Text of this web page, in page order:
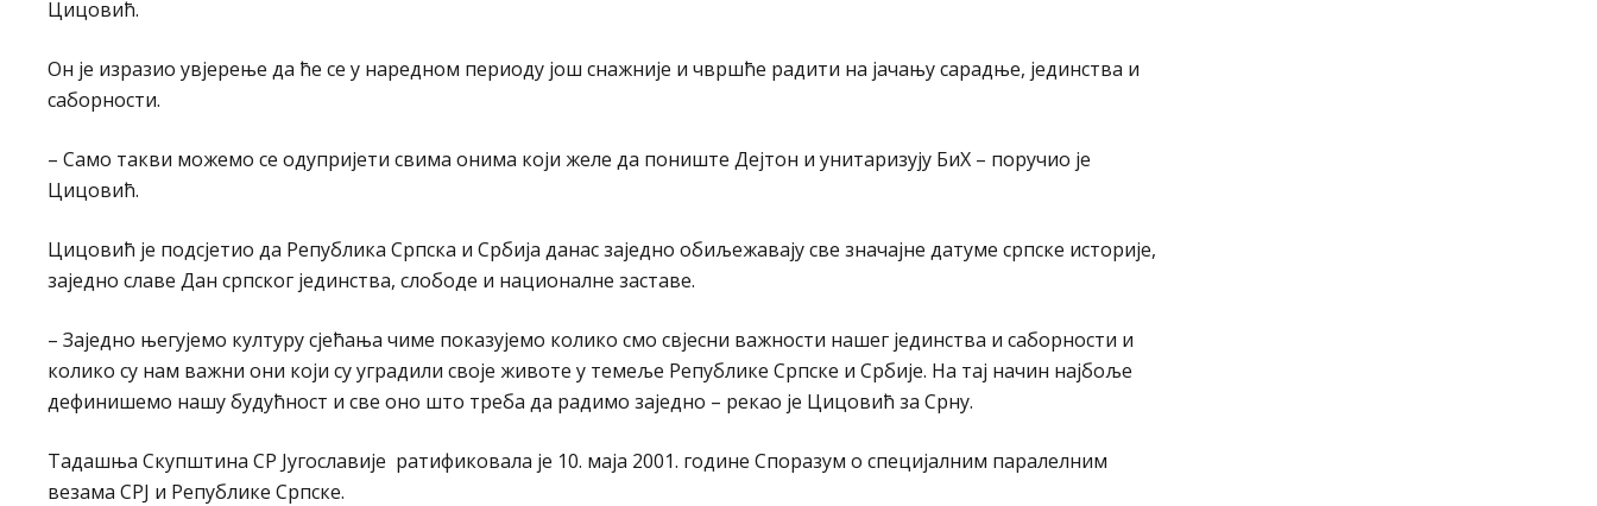
Цицовић.
Он је изразио увјерење да ће се у наредном периоду још снажније и чвршће радити на јачању сарадње, јединства и
саборности.
– Само такви можемо се одупријети свима онима који желе да пониште Дејтон и унитаризују БиХ – поручио је
Цицовић.
Цицовић је подсјетио да Република Српска и Србија данас заједно обиљежавају све значајне датуме српске историје,
заједно славе Дан српског јединства, слободе и националне заставе.
– Заједно његујемо културу сјећања чиме показујемо колико смо свјесни важности нашег јединства и саборности и
колико су нам важни они који су уградили своје животе у темеље Републике Српске и Србије. На тај начин најбоље
дефинишемо нашу будућност и све оно што треба да радимо заједно – рекао је Цицовић за Срну.
Тадашња Скупштина СР Југославије ратификовала је 10. маја 2001. године Споразум о специјалним паралелним
везама СРЈ и Републике Српске.